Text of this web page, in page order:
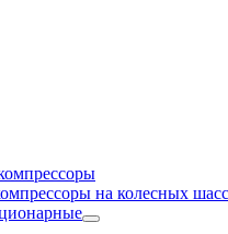
на колесных